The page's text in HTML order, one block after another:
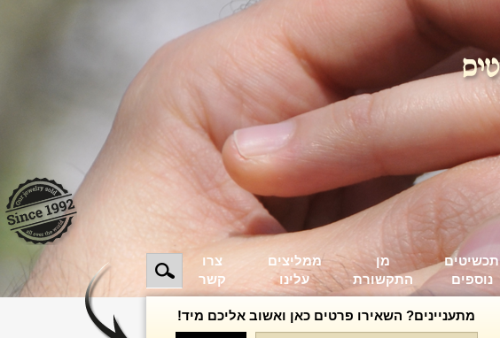
תכשיטים
נוספים
מן
התקשורת
ממליצים
עלינו
צרו
קשר
מתעניינים? השאירו פרטים כאן ואשוב אליכם מיד!